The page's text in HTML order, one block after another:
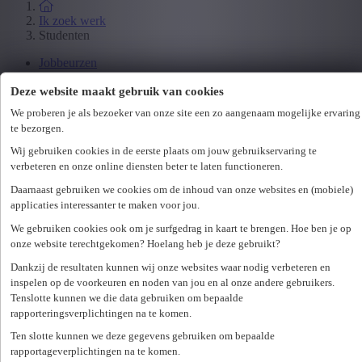
Deze website maakt gebruik van cookies
We proberen je als bezoeker van onze site een zo aangenaam mogelijke ervaring
te bezorgen.
Wij gebruiken cookies in de eerste plaats om jouw gebruikservaring te
verbeteren en onze online diensten beter te laten functioneren.
Daarnaast gebruiken we cookies om de inhoud van onze websites en (mobiele)
applicaties interessanter te maken voor jou.
We gebruiken cookies ook om je surfgedrag in kaart te brengen. Hoe ben je op
onze website terechtgekomen? Hoelang heb je deze gebruikt?
Dankzij de resultaten kunnen wij onze websites waar nodig verbeteren en
inspelen op de voorkeuren en noden van jou en al onze andere gebruikers.
Tenslotte kunnen we die data gebruiken om bepaalde
rapporteringsverplichtingen na te komen.
Ten slotte kunnen we deze gegevens gebruiken om bepaalde
rapportageverplichtingen na te komen.
Ik zoek werk
Studenten
Jobbeurzen
Wetgeving
Ik zoek personeel
Specialisaties
Customer Care
Accounting & Finance
Maritiem
Ik zoek personeel
Hr-diensten
Assessments
Flexi-jobs
Projectsourcing